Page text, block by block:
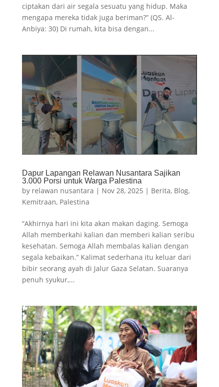
ciptakan dari air segala sesuatu yang hidup. Maka
mengapa mereka tidak juga beriman?” (QS. Al-
Anbiya: 30) Di rumah, kita bisa dengan...
Dapur Lapangan Relawan Nusantara Sajikan
3.000 Porsi untuk Warga Palestina
by relawan nusantara | Nov 28, 2025 | Berita, Blog,
Kemitraan, Palestina
“Akhirnya hari ini kita akan makan daging. Semoga
Allah memberkahi kalian dan memberi kalian seribu
kesehatan. Semoga Allah membalas kalian dengan
segala kebaikan.” Kalimat sederhana itu keluar dari
bibir seorang ayah di Jalur Gaza Selatan. Suaranya
penuh syukur,...